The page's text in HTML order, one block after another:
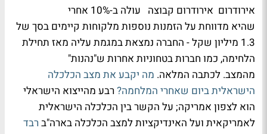
אירודרום אירודרום קבוצה עולה ב-10% אחרי
שהיא מדווחת על הזמנות נוספות מלקוחות קיימים בסך של
1.3 מיליון שקל - החברה נמצאת במגמת עליה מאז תחילת
הלחימה, כמו חברות בטחוניות אחרות ש"נהנות"
מהמצב. לכתבה המלאה. מה יקבע את מצב הכלכלה
הישראלית ביום שאחרי המלחמה? רבע מהייצוא הישראלי
הוא לצפון אמריקה; על הקשר בין הכלכלה הישראלית
לאמריקאית ועל האינדיקציות למצב הכלכלה בארה"ב רבד